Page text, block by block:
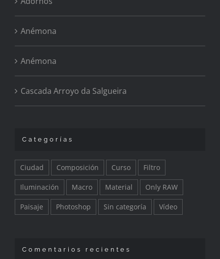
Anémona
Anémona
Cascada Arroyo da Salgueira
Categorías
Ciudad Composición Curso Filtro
Iluminación Macro Material Only RAW
Paisaje Photoshop Sin categoría Vídeo
Comentarios recientes